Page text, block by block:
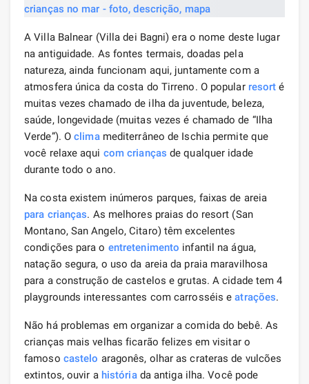
A Villa Balnear (Villa dei Bagni) era o nome deste lugar
na antiguidade. As fontes termais, doadas pela
natureza, ainda funcionam aqui, juntamente com a
atmosfera única da costa do Tirreno. O popular resort é
muitas vezes chamado de ilha da juventude, beleza,
saúde, longevidade (muitas vezes é chamado de “Ilha
Verde”). Oclimamediterrâneo de Ischia permite que
você relaxe aqui com crianças de qualquer idade
durante todo o ano.
Na costa existem inúmeros parques, faixas de areia
para crianças. As melhores praias do resort (San
Montano, San Angelo, Citaro) têm excelentes
condições para o entretenimento infantil na água,
natação segura, o uso da areia da praia maravilhosa
para a construção de castelos e grutas. A cidade tem 4
playgrounds interessantes com carrosséis eatrações.
Não há problemas em organizar a comida do bebê. As
crianças mais velhas ficarão felizes em visitar o
famoso castelo aragonês, olhar as crateras de vulcões
extintos, ouvir a históriada antiga ilha. Você pode